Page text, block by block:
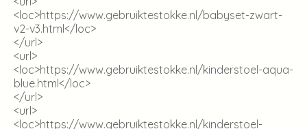
<loc>https://www.gebruiktestokke.nl/babyset-zwart-
v2-v3.html</loc>
</url>
<url>
<loc>https://www.gebruiktestokke.nl/kinderstoel-aqua-
blue.html</loc>
</url>
<url>
<loc>https://www.gebruiktestokke.nl/kinderstoel-